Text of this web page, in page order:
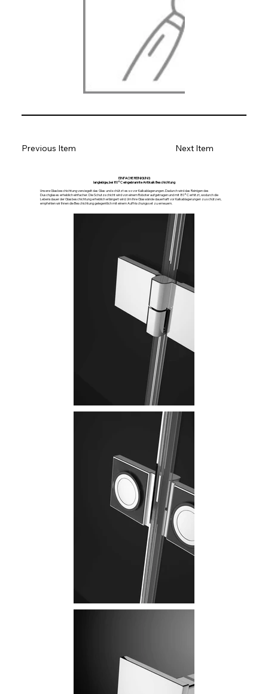
Next Item
Previous Item
EINFACHE REINIGUNG
langlebige, bei 80°C eingebrannte Antikalk Beschichtung
Unsere Glasbeschichtung versiegelt das Glas und schützt es so vor Kalkablagerungen. Dadurch wird das Reinigen des
Duschglases erheblich einfacher. Die Schutzschicht wird von einem Roboter aufgetragen und mit 80°C erhitzt, wodurch die
Lebensdauer der Glasbeschichtung erheblich erlängert wird. Um Ihre Glaswände dauerhaft vor Kalkablagerungen zu schützen,
empfehlen wir Ihnen die Beschichtung gelegentlich mit einem Auffrischungsset zu erneuern.